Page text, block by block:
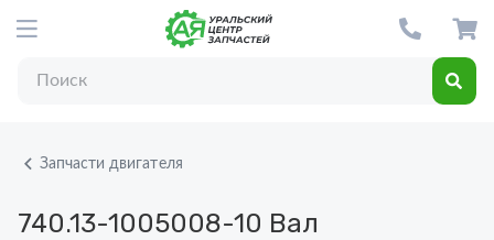
Запчасти двигателя
740.13-1005008-10 Вал